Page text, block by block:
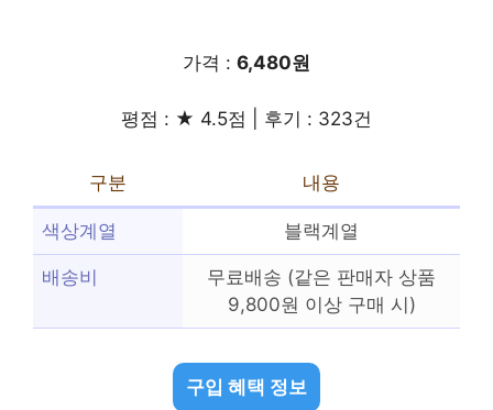
가격 : 6,480원
평점 : ★ 4.5점 | 후기 : 323건
구분 내용
색상계열 블랙계열
배송비
무료배송 (같은 판매자 상품
9,800원 이상 구매 시)
구입 혜택 정보